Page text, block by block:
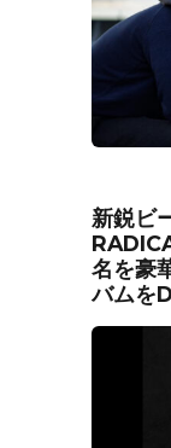
新鋭ビ
名を豪
バムを